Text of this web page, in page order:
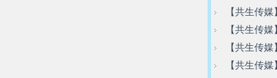
【共生传
【共生传
【共生传
【共生传